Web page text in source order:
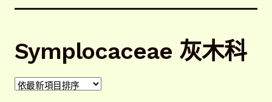
下載詢價單
植物圖鑑/標示牌/附件型錄
Symplocaceae 灰木科